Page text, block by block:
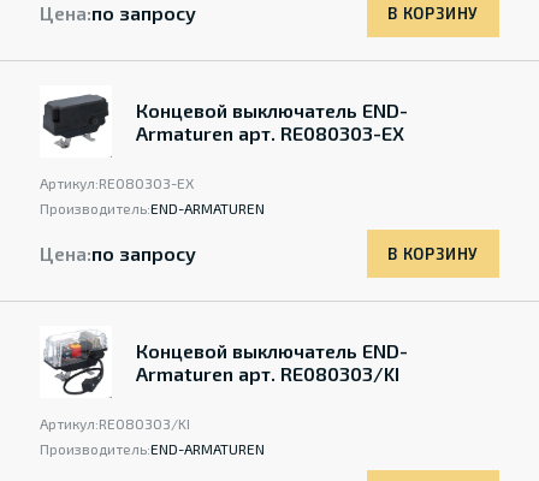
Цена:по запросу В КОРЗИНУ
Концевой выключатель END-
Armaturen арт. RE080303-EX
Артикул:RE080303-EX
Производитель:END-ARMATUREN
Цена:по запросу В КОРЗИНУ
Концевой выключатель END-
Armaturen арт. RE080303/KI
Артикул:RE080303/KI
Производитель:END-ARMATUREN